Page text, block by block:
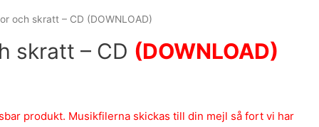
och skratt – CD (DOWNLOAD)
skratt – CD (DOWNLOAD)
produkt. Musikfilerna skickas till din mejl så fort vi har